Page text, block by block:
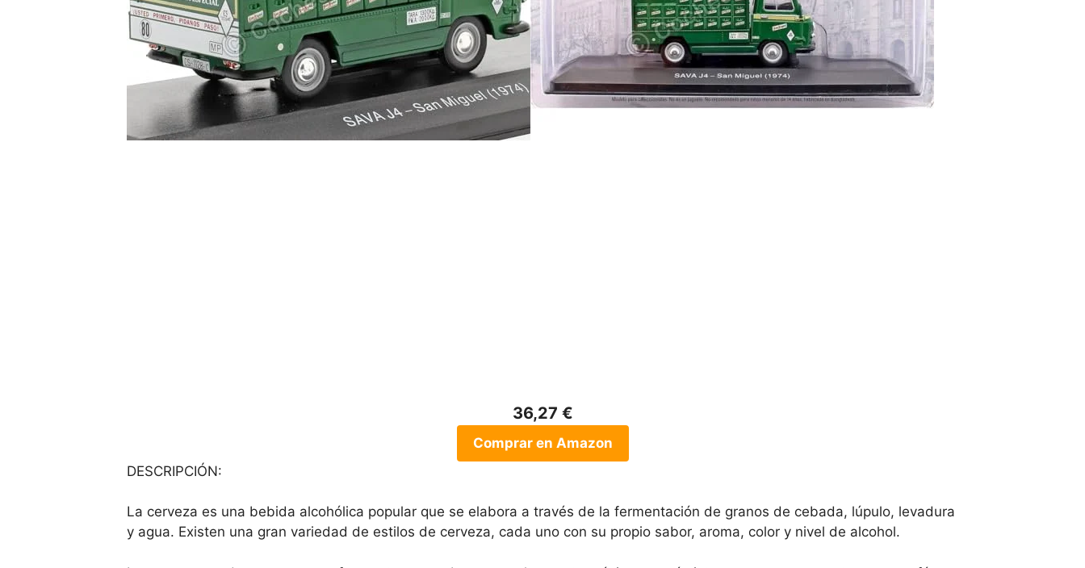
36,27 €
Comprar en Amazon
DESCRIPCIÓN:
La cerveza es una bebida alcohólica popular que se elabora a través de la fermentación de granos de cebada, lúpulo, levadura
y agua. Existen una gran variedad de estilos de cerveza, cada uno con su propio sabor, aroma, color y nivel de alcohol.